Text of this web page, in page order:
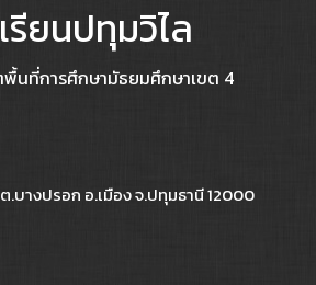
รียนปทุมวิไล
พื้นที่การศึกษามัธยมศึกษาเขต 4
างปรอก อ.เมือง จ.ปทุมธานี 12000